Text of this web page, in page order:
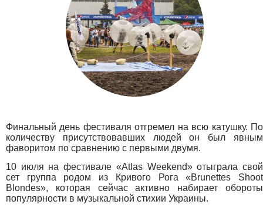
Финальный день фестиваля отгремел на всю катушку. По
количеству присутствовавших людей он был явным
фаворитом по сравнению с первыми двумя.
10 июля на фестивале «Atlas Weekend» отыграла свой
сет группа родом из Кривого Рога «Brunettes Shoot
Blondes», которая сейчас активно набирает обороты
популярности в музыкальной стихии Украины.